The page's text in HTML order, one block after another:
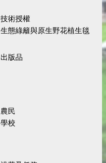
技術授權
生態綠籬與原生野花植生毯
出版品
農民
學校